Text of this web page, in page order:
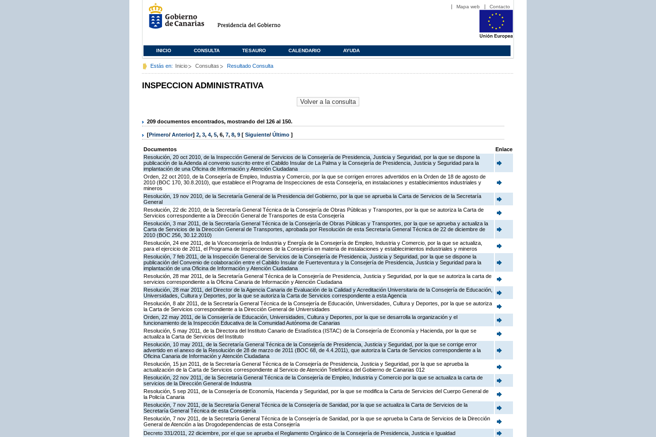
Mapa web Contacto
INICIO CONSULTA TESAURO CALENDARIO AYUDA
Estás en: Inicio Consultas Resultado Consulta
INSPECCION ADMINISTRATIVA
209 documentos encontrados, mostrando del 126 al 150.
[Primero/ Anterior] 2, 3, 4, 5, 6, 7, 8, 9 [ Siguiente/ Último ]
Documentos
Enlace
Resolución, 20 oct 2010, de la Inspección General de Servicios de la Consejería de Presidencia, Justicia y Seguridad, por la que se dispone la
publicación de la Adenda al convenio suscrito entre el Cabildo Insular de La Palma y la Consejería de Presidencia, Justicia y Seguridad para la
implantación de una Oficina de Información y Atención Ciudadana
Orden, 22 oct 2010, de la Consejería de Empleo, Industria y Comercio, por la que se corrigen errores advertidos en la Orden de 18 de agosto de
2010 (BOC 170, 30.8.2010), que establece el Programa de Inspecciones de esta Consejería, en instalaciones y establecimientos industriales y
mineros
Resolución, 19 nov 2010, de la Secretaría General de la Presidencia del Gobierno, por la que se aprueba la Carta de Servicios de la Secretaría
General
Resolución, 22 dic 2010, de la Secretaría General Técnica de la Consejería de Obras Públicas y Transportes, por la que se autoriza la Carta de
Servicios correspondiente a la Dirección General de Transportes de esta Consejería
Resolución, 3 mar 2011, de la Secretaría General Técnica de la Consejería de Obras Públicas y Transportes, por la que se aprueba y actualiza la
Carta de Servicios de la Dirección General de Transportes, aprobada por Resolución de esta Secretaría General Técnica de 22 de diciembre de
2010 (BOC 256, 30.12.2010)
Resolución, 24 ene 2011, de la Viceconsejería de Industria y Energía de la Consejería de Empleo, Industria y Comercio, por la que se actualiza,
para el ejercicio de 2011, el Programa de Inspecciones de la Consejería en materia de instalaciones y establecimientos industriales y mineros
Resolución, 7 feb 2011, de la Inspección General de Servicios de la Consejería de Presidencia, Justicia y Seguridad, por la que se dispone la
publicación del Convenio de colaboración entre el Cabildo Insular de Fuerteventura y la Consejería de Presidencia, Justicia y Seguridad para la
implantación de una Oficina de Información y Atención Ciudadana
Resolución, 28 mar 2011, de la Secretaría General Técnica de la Consejería de Presidencia, Justicia y Seguridad, por la que se autoriza la carta de
servicios correspondiente a la Oficina Canaria de Información y Atención Ciudadana
Resolución, 28 mar 2011, del Director de la Agencia Canaria de Evaluación de la Calidad y Acreditación Universitaria de la Consejería de Educación,
Universidades, Cultura y Deportes, por la que se autoriza la Carta de Servicios correspondiente a esta Agencia
Resolución, 8 abr 2011, de la Secretaría General Técnica de la Consejería de Educación, Universidades, Cultura y Deportes, por la que se autoriza
la Carta de Servicios correspondiente a la Dirección General de Universidades
Orden, 22 may 2011, de la Consejería de Educación, Universidades, Cultura y Deportes, por la que se desarrolla la organización y el
funcionamiento de la Inspección Educativa de la Comunidad Autónoma de Canarias
Resolución, 5 may 2011, de la Directora del Instituto Canario de Estadística (ISTAC) de la Consejería de Economía y Hacienda, por la que se
actualiza la Carta de Servicios del Instituto
Resolución, 10 may 2011, de la Secretaría General Técnica de la Consejería de Presidencia, Justicia y Seguridad, por la que se corrige error
advertido en el anexo de la Resolución de 28 de marzo de 2011 (BOC 68, de 4.4.2011), que autoriza la Carta de Servicios correspondiente a la
Oficina Canaria de Información y Atención Ciudadana
Resolución, 15 jun 2011, de la Secretaría General Técnica de la Consejería de Presidencia, Justicia y Seguridad, por la que se aprueba la
actualización de la Carta de Servicios correspondiente al Servicio de Atención Telefónica del Gobierno de Canarias 012
Resolución, 22 nov 2011, de la Secretaría General Técnica de la Consejería de Empleo, Industria y Comercio por la que se actualiza la carta de
servicios de la Dirección General de Industria
Resolución, 5 sep 2011, de la Consejería de Economía, Hacienda y Seguridad, por la que se modifica la Carta de Servicios del Cuerpo General de
la Policía Canaria
Resolución, 7 nov 2011, de la Secretaría General Técnica de la Consejería de Sanidad, por la que se actualiza la Carta de Servicios de la
Secretaría General Técnica de esta Consejería
Resolución, 7 nov 2011, de la Secretaría General Técnica de la Consejería de Sanidad, por la que se aprueba la Carta de Servicios de la Dirección
General de Atención a las Drogodependencias de esta Consejería
Decreto 331/2011, 22 diciembre, por el que se aprueba el Reglamento Orgánico de la Consejería de Presidencia, Justicia e Igualdad